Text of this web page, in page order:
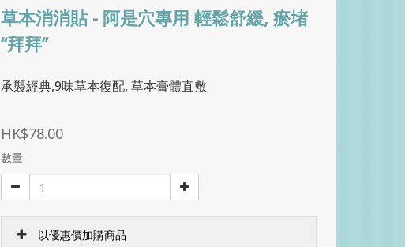
草本消消貼 - 阿是穴專用 輕鬆舒緩, 瘀堵
“拜拜”
承襲經典,9味草本復配, 草本膏體直敷
HK$78.00
數量
以優惠價加購商品